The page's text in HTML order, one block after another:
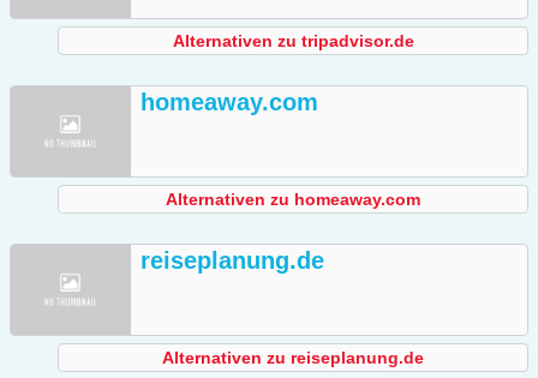
Alternativen zu tripadvisor.de
homeaway.com
Alternativen zu homeaway.com
reiseplanung.de
Alternativen zu reiseplanung.de